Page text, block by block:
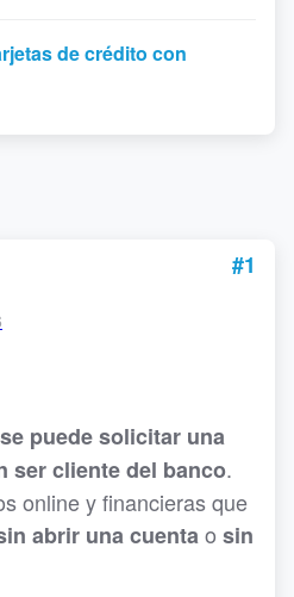
de crédito con
#1
se puede solicitar una
ser cliente del banco.
online y financieras que
abrir una cuentao sin